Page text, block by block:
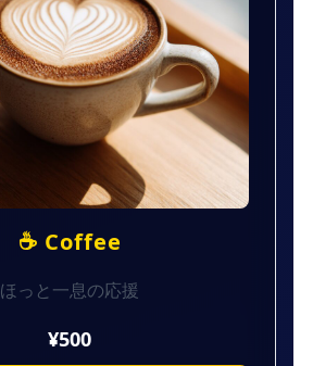
☕ Coffee
ほっと一息の応援
¥500